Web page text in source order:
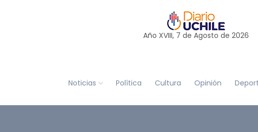
Año XVIII, 7 de Agosto de 2026
Noticias Política Cultura Opinión